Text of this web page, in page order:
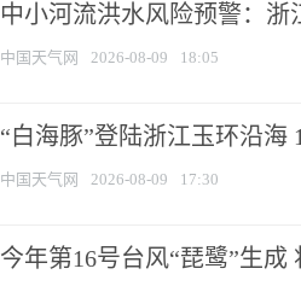
中小河流洪水风险预警：
中国天气网 2026-08-09 18:05
“白海豚”登陆浙江玉环沿海
中国天气网 2026-08-09 17:30
今年第16号台风“琵鹭”生